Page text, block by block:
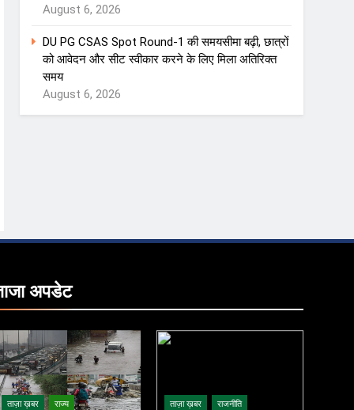
August 6, 2026
DU PG CSAS Spot Round-1 की समयसीमा बढ़ी, छात्रों
को आवेदन और सीट स्वीकार करने के लिए मिला अतिरिक्त
समय
August 6, 2026
अपडेट
ताज़ा ख़बर राज्य ताज़ा ख़बर राजनीति